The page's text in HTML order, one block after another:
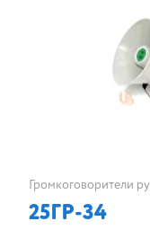
Громкоговорители
25ГР-34